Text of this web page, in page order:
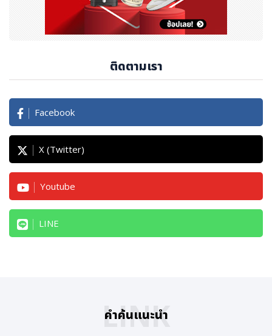
ติดตามเรา
Facebook
X (Twitter)
Youtube
LINE
คำค้นแนะนำ
LINK